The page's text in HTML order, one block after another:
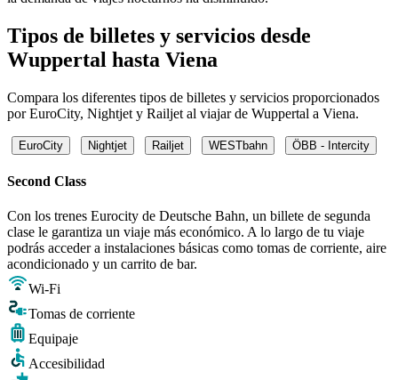
Tipos de billetes y servicios desde
Wuppertal hasta Viena
Compara los diferentes tipos de billetes y servicios proporcionados
por EuroCity, Nightjet y Railjet al viajar de Wuppertal a Viena.
EuroCity Nightjet Railjet WESTbahn ÖBB - Intercity
Second Class
Con los trenes Eurocity de Deutsche Bahn, un billete de segunda
clase le garantiza un viaje más económico. A lo largo de tu viaje
podrás acceder a instalaciones básicas como tomas de corriente, aire
acondicionado y un carrito de bar.
Wi-Fi
Tomas de corriente
Equipaje
Accesibilidad